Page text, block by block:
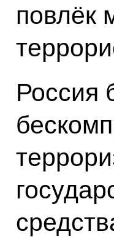
повлёк
Россия